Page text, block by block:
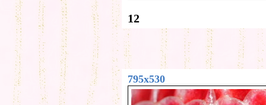
12
795x530